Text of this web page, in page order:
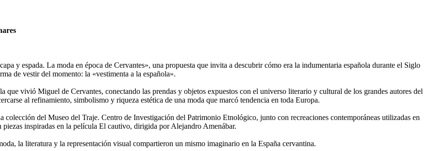
y espada. La moda en época de Cervantes», una propuesta que invita a descubrir cómo era la indumentaria española durante el Siglo
de vestir del momento: la «vestimenta a la española».
que vivió Miguel de Cervantes, conectando las prendas y objetos expuestos con el universo literario y cultural de los grandes autores del
al refinamiento, simbolismo y riqueza estética de una moda que marcó tendencia en toda Europa.
colección del Museo del Traje. Centro de Investigación del Patrimonio Etnológico, junto con recreaciones contemporáneas utilizadas en
inspiradas en la película El cautivo, dirigida por Alejandro Amenábar.
la literatura y la representación visual compartieron un mismo imaginario en la España cervantina.